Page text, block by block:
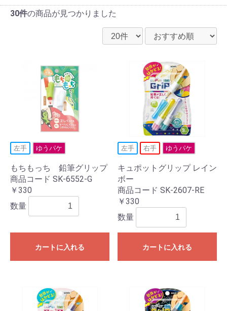
30件の商品が見つかりました
左手 ゆうパケ
もちもっち 鉛筆グリップ
商品コード SK-6552-G
￥330
数量
カートに入れる
左手 右手 ゆうパケ
キュポットグリップ レイン
ボー
商品コード SK-2607-RE
￥330
数量
カートに入れる